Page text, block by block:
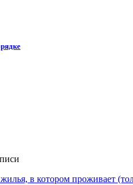
в котором проживает